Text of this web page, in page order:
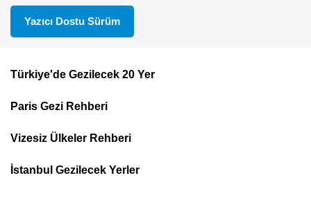
Yazıcı Dostu Sürüm
Top
Menu
Türkiye'de Gezilecek 20 Yer
Paris Gezi Rehberi
Vizesiz Ülkeler Rehberi
İstanbul Gezilecek Yerler